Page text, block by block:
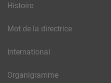
Histoire
Mot de la directrice
International
Organigramme